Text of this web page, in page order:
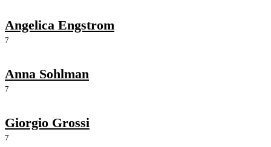
Angelica Engstrom
7
Anna Sohlman
7
Giorgio Grossi
7